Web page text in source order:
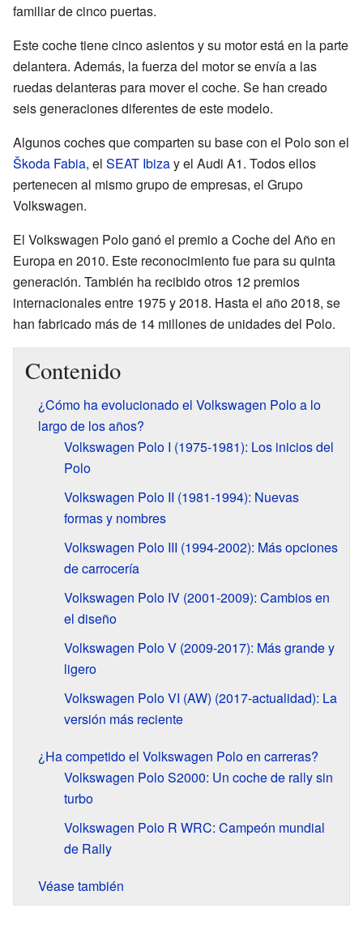
familiar de cinco puertas.
Este coche tiene cinco asientos y su motor está en la parte
delantera. Además, la fuerza del motor se envía a las
ruedas delanteras para mover el coche. Se han creado
seis generaciones diferentes de este modelo.
Algunos coches que comparten su base con el Polo son el
Škoda Fabia, el SEAT Ibizay el Audi A1. Todos ellos
pertenecen al mismo grupo de empresas, el Grupo
Volkswagen.
El Volkswagen Polo ganó el premio a Coche del Año en
Europa en 2010. Este reconocimiento fue para su quinta
generación. También ha recibido otros 12 premios
internacionales entre 1975 y 2018. Hasta el año 2018, se
han fabricado más de 14 millones de unidades del Polo.
Contenido
¿Cómo ha evolucionado el Volkswagen Polo a lo
largo de los años?
Volkswagen Polo I (1975-1981): Los inicios del
Polo
Volkswagen Polo II (1981-1994): Nuevas
formas y nombres
Volkswagen Polo III (1994-2002): Más opciones
de carrocería
Volkswagen Polo IV (2001-2009): Cambios en
el diseño
Volkswagen Polo V (2009-2017): Más grande y
ligero
Volkswagen Polo VI (AW) (2017-actualidad): La
versión más reciente
¿Ha competido el Volkswagen Polo en carreras?
Volkswagen Polo S2000: Un coche de rally sin
turbo
Volkswagen Polo R WRC: Campeón mundial
de Rally
Véase también